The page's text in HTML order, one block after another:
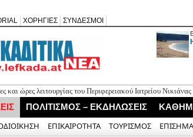
ΧΟΡΗΓΙΕΣ ΣΥΝΔΕΣΜΟΙ
και ώρες λειτουργίας του Περιφερειακού Ιατρείου
τη ζωή ο συνταξιούχος δημοσιογράφος Επαμεινώνδας
ανάθεση 30.355 ευρώ για τον έλεγχο λειτουργίας του
ΠΟΛΙΤΙΣΜΟΣ – ΕΚΔΗΛΩΣΕΙΣ
ΕΠΙΚΑΙΡΟΤΗΤΑ ΤΟΥΡΙΣΜΟΣ